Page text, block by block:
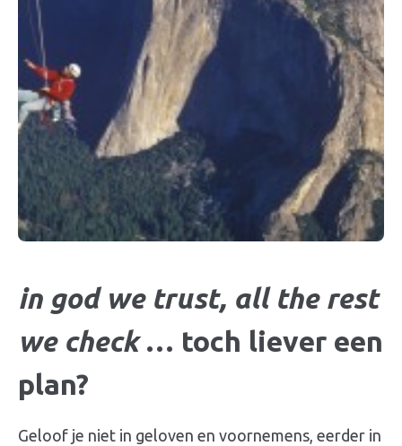
in god we trust, all the rest
we check… toch liever een
plan?
Geloof je niet in geloven en voornemens, eerder in